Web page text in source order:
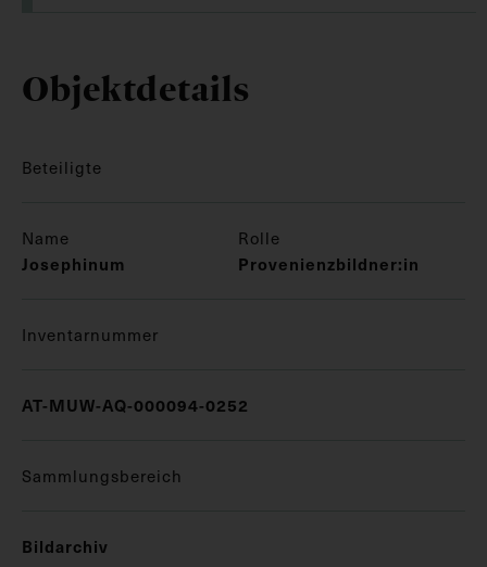
Objektdetails
Beteiligte
Name Rolle
Josephinum Provenienzbildner:in
Inventarnummer
AT-MUW-AQ-000094-0252
Sammlungsbereich
Bildarchiv